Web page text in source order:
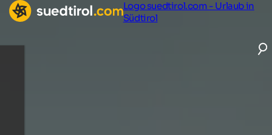
Logo suedtirol.com - Urlaub in
Südtirol